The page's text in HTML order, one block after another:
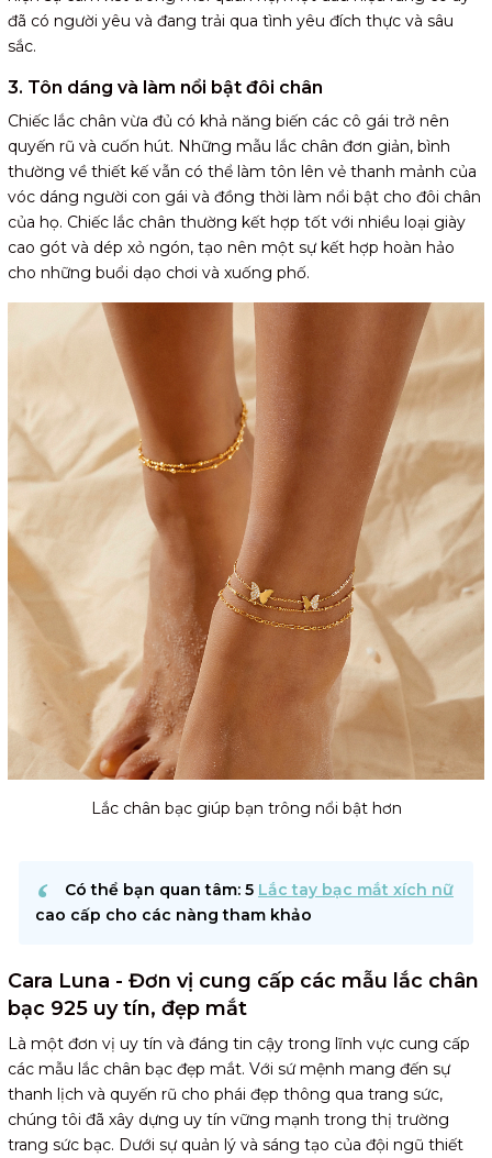
đã có người yêu và đang trải qua tình yêu đích thực và sâu
sắc.
3. Tôn dáng và làm nổi bật đôi chân
Chiếc lắc chân vừa đủ có khả năng biến các cô gái trở nên
quyến rũ và cuốn hút. Những mẫu lắc chân đơn giản, bình
thường về thiết kế vẫn có thể làm tôn lên vẻ thanh mảnh của
vóc dáng người con gái và đồng thời làm nổi bật cho đôi chân
của họ. Chiếc lắc chân thường kết hợp tốt với nhiều loại giày
cao gót và dép xỏ ngón, tạo nên một sự kết hợp hoàn hảo
cho những buổi dạo chơi và xuống phố.
Lắc chân bạc giúp bạn trông nổi bật hơn
Có thể bạn quan tâm: 5 Lắc tay bạc mắt xích nữ
cao cấp cho các nàng tham khảo
Cara Luna - Đơn vị cung cấp các mẫu lắc chân
bạc 925 uy tín, đẹp mắt
Là một đơn vị uy tín và đáng tin cậy trong lĩnh vực cung cấp
các mẫu lắc chân bạc đẹp mắt. Với sứ mệnh mang đến sự
thanh lịch và quyến rũ cho phái đẹp thông qua trang sức,
chúng tôi đã xây dựng uy tín vững mạnh trong thị trường
trang sức bạc. Dưới sự quản lý và sáng tạo của đội ngũ thiết